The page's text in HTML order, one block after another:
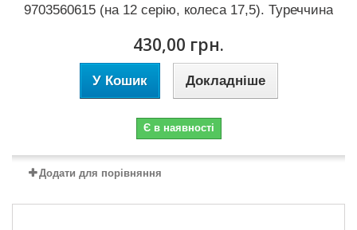
9703560615 (на 12 серію, колеса 17,5). Туреччина
430,00 грн.
У Кошик Докладніше
Є в наявності
Додати для порівняння